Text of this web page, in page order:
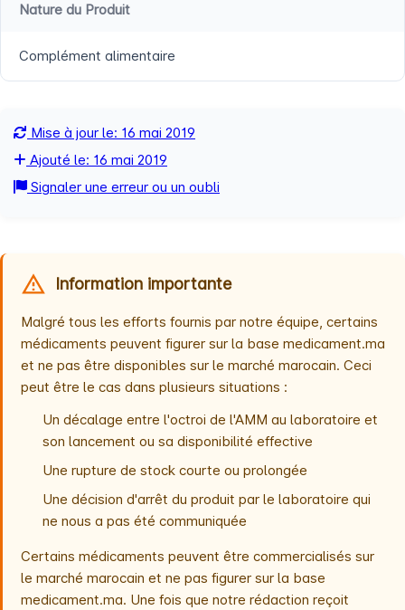
Nature du Produit
Complément alimentaire
Mise à jour le: 16 mai 2019
Ajouté le: 16 mai 2019
Signaler une erreur ou un oubli
Information importante
Malgré tous les efforts fournis par notre équipe, certains
médicaments peuvent figurer sur la base medicament.ma
et ne pas être disponibles sur le marché marocain. Ceci
peut être le cas dans plusieurs situations :
Un décalage entre l'octroi de l'AMM au laboratoire et
son lancement ou sa disponibilité effective
Une rupture de stock courte ou prolongée
Une décision d'arrêt du produit par le laboratoire qui
ne nous a pas été communiquée
Certains médicaments peuvent être commercialisés sur
le marché marocain et ne pas figurer sur la base
medicament.ma. Une fois que notre rédaction reçoit